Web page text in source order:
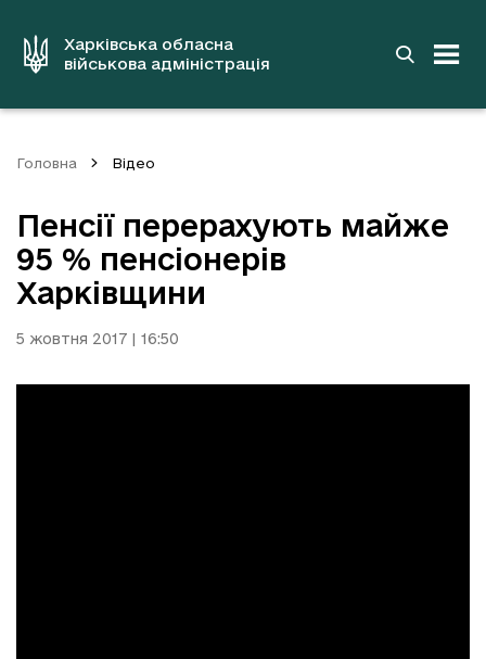
вмістуХарківська обласна
військова адміністрація
Головна Відео
Пенсії перерахують майже
95 % пенсіонерів
Харківщини
5 жовтня 2017 | 16:50